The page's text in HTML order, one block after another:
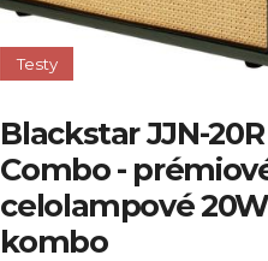
Testy
Blackstar JJN-
Combo -
celolampové 20W
kombo